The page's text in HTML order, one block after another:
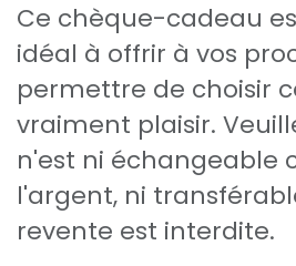
Ce chèque-cadeau
idéal à offrir à vos
permettre de choisir
vraiment plaisir.
n'est ni échangeable
l'argent, ni
revente est interdite.